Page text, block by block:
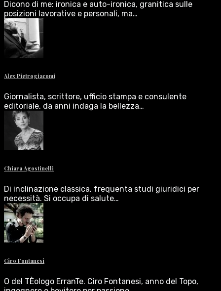
Dicono di me: ironica e auto-ironica, granitica sulle
posizioni lavorative e personali, ma…
Alex Pietrogiacomi
Giornalista, scrittore, ufficio stampa e consulente
editoriale, da anni indaga la bellezza…
Chiara Agostinelli
Di inclinazione classica, frequenta studi giuridici per
necessità. Si occupa di salute…
Ciro Fontanesi
O del TÈologo ErranTe. Ciro Fontanesi, anno del Topo,